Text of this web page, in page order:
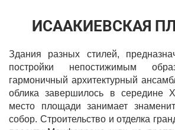
ИСААКИЕВСКАЯ
Здания разных стилей,
постройки непостижимым
гармоничный архитектурный
облика завершилось в середине
место площади занимает
собор. Строительство и отделка